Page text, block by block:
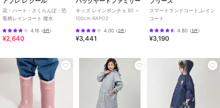
インポンチョ RAPO2N
¥3,978
4,232
ショップ バックヤードファミリー
ト・レイングッズ
傘・レイングッズ ／レインコー
ト・レイングッズ
ボーイズ
傘・レイングッズ
ト・レイングッズ
花・ハート・さくらんぼ・恐
竜柄レインコート 撥水
4.16 （6件）
¥2,640
キッズ レインポンチョ 80 ～
100cm RAPO2
4.00 （2件）
¥3,441
スマートランドコート_レイン
コート
4.80（5件）
¥3,190